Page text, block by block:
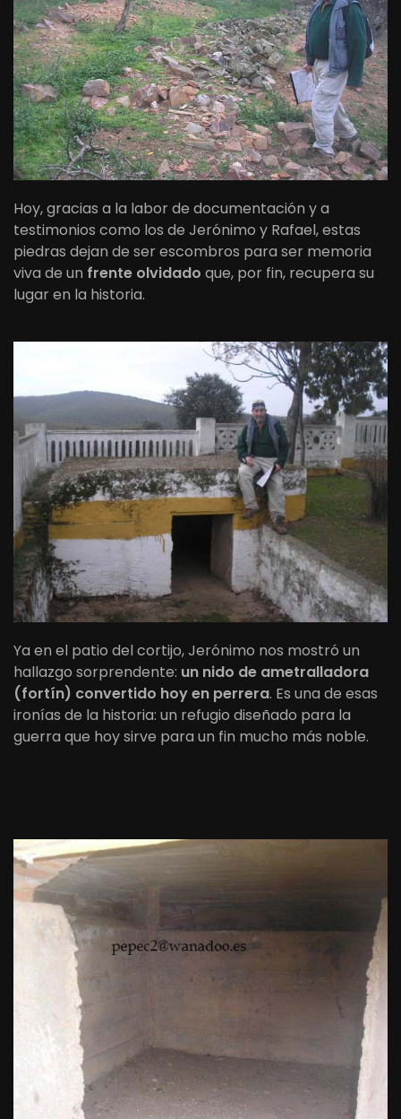
Hoy, gracias a la labor de documentación y a
testimonios como los de Jerónimo y Rafael, estas
piedras dejan de ser escombros para ser memoria
viva de un frente olvidado que, por fin, recupera su
lugar en la historia.
Ya en el patio del cortijo, Jerónimo nos mostró un
hallazgo sorprendente: un nido de ametralladora
(fortín) convertido hoy en perrera. Es una de esas
ironías de la historia: un refugio diseñado para la
guerra que hoy sirve para un fin mucho más noble.